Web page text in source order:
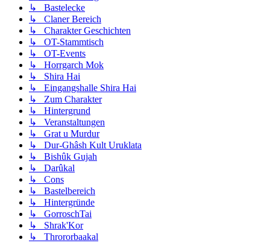
↳ Bastelecke
↳ Claner Bereich
↳ Charakter Geschichten
↳ OT-Stammtisch
↳ OT-Events
↳ Horrgarch Mok
↳ Shira Hai
↳ Eingangshalle Shira Hai
↳ Zum Charakter
↳ Hintergrund
↳ Veranstaltungen
↳ Grat u Murdur
↳ Dur-Ghâsh Kult Uruklata
↳ Bishûk Gujah
↳ Darûkal
↳ Cons
↳ Bastelbereich
↳ Hintergründe
↳ GorroschTai
↳ Shrak'Kor
↳ Thrororbaakal